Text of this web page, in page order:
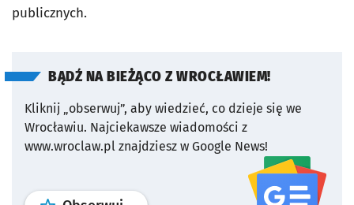
publicznych.
BĄDŹ NA BIEŻĄCO Z WROCŁAWIEM!
Kliknij „obserwuj”, aby wiedzieć, co dzieje się we
Wrocławiu. Najciekawsze wiadomości z
www.wroclaw.pl znajdziesz w Google News!